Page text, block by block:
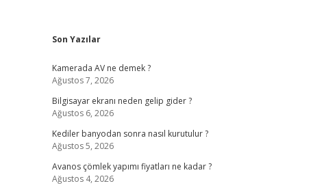
Sidebar
Son Yazılar
Kamerada AV ne demek ?
Ağustos 7, 2026
Bilgisayar ekranı neden gelip gider ?
Ağustos 6, 2026
Kediler banyodan sonra nasıl kurutulur ?
Ağustos 5, 2026
Avanos çömlek yapımı fiyatları ne kadar ?
Ağustos 4, 2026